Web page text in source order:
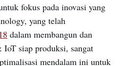
fokus pada inovasi yang
yang telah
dalam membangun dan
siap produksi, sangat
mendalam ini untuk